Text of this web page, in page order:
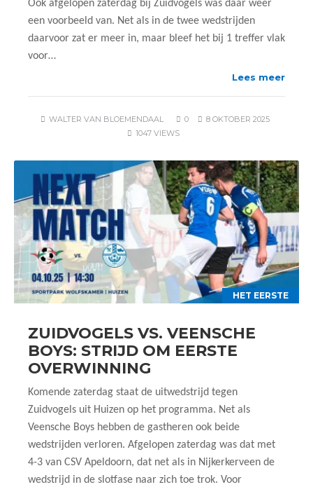
Ook afgelopen zaterdag bij Zuidvogels was daar weer
een voorbeeld van. Net als in de twee wedstrijden
daarvoor zat er meer in, maar bleef het bij 1 treffer vlak
voor…
Lees meer
WALTER VAN BLOEMENDAAL 0
8 OKTOBER 2025
1047 VIEWS
HET EERSTE
ZUIDVOGELS VS. VEENSCHE
BOYS: STRIJD OM EERSTE
OVERWINNING
Komende zaterdag staat de uitwedstrijd tegen
Zuidvogels uit Huizen op het programma. Net als
Veensche Boys hebben de gastheren ook beide
wedstrijden verloren. Afgelopen zaterdag was dat met
4-3 van CSV Apeldoorn, dat net als in Nijkerkerveen de
wedstrijd in de slotfase naar zich toe trok. Voor